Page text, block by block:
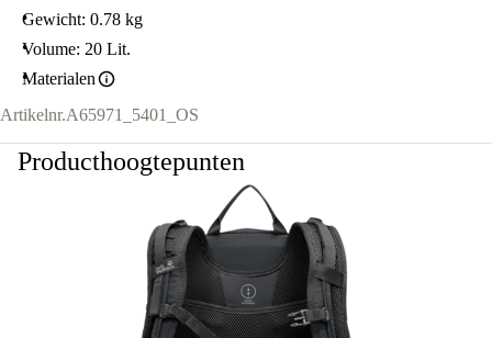
Gewicht: 0.78 kg
Volume: 20 Lit.
Materialen
Artikelnr.A65971_5401_OS
Producthoogtepunten